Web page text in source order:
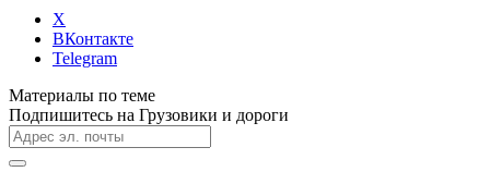
X
ВКонтакте
Telegram
Материалы по теме
Подпишитесь на Грузовики и дороги